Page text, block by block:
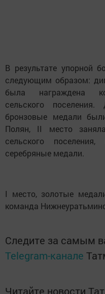
В результате упорной
следующим образом:
была награждена
сельского
бронзовые медали
Полян, II место
сельского
серебряные медали.
I место, золотые
команда
Следите за самым
Telegram-канале
Читайте новости